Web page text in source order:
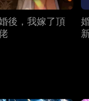
後，我嫁了頂